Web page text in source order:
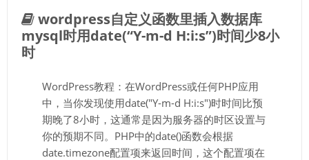
wordpress自定义函数里插入数据库
mysql时用date(“Y-m-d H:i:s”)时间少8小
时
WordPress教程：在WordPress或任何PHP应用
中，当你发现使用date("Y-m-d H:i:s")时时间比预
期晚了8小时，这通常是因为服务器的时区设置与
你的预期不同。PHP中的date()函数会根据
date.timezone配置项来返回时间，这个配置项在